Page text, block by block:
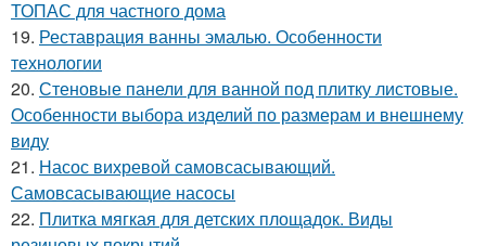
ТОПАС для частного дома
19. Реставрация ванны эмалью. Особенности
технологии
20. Стеновые панели для ванной под плитку листовые.
Особенности выбора изделий по размерам и внешнему
виду
21. Насос вихревой самовсасывающий.
Самовсасывающие насосы
22. Плитка мягкая для детских площадок. Виды